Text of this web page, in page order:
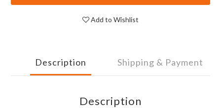
Add to Wishlist
Description Shipping & Payment
Description